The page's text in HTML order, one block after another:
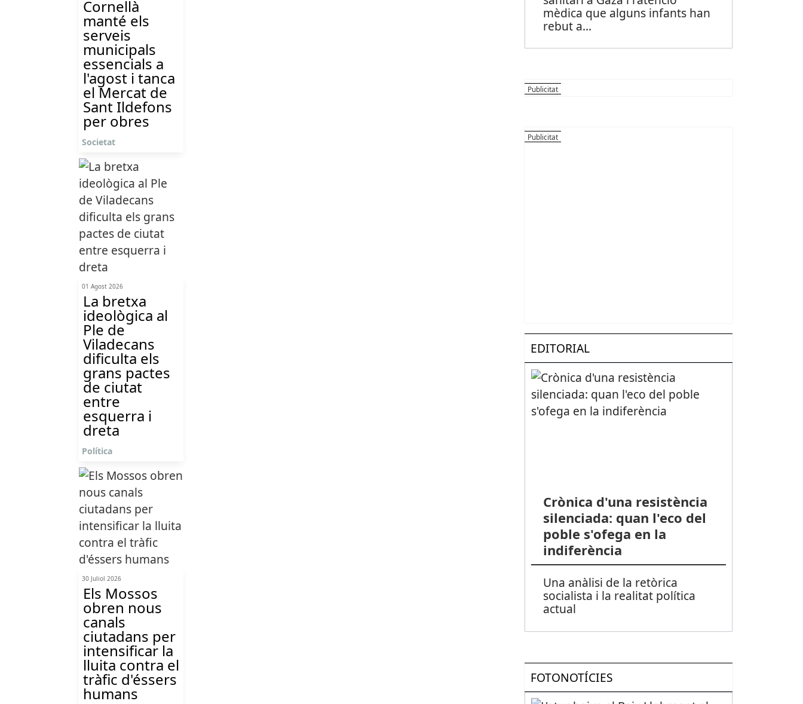
Cornellà
manté els
serveis
municipals
essencials a
l'agost i tanca
el Mercat de
Sant Ildefons
per obres
Societat
01 Agost 2026
La bretxa
ideològica al
Ple de
Viladecans
dificulta els
grans pactes
de ciutat
entre
esquerra i
dreta
Política
30 Juliol 2026
Els Mossos
obren nous
canals
ciutadans per
intensificar la
lluita contra el
tràfic d'éssers
humans
mèdica que alguns infants han
rebut a...
EDITORIAL
Crònica d'una resistència
silenciada: quan l'eco del
poble s'ofega en la
indiferència
Una anàlisi de la retòrica
socialista i la realitat política
actual
FOTONOTÍCIES